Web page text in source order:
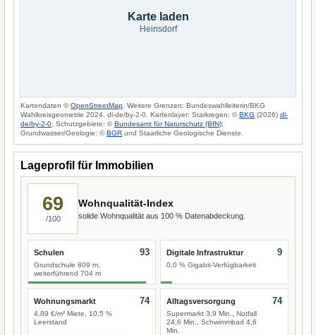
Karte laden
Heinsdorf
Kartendaten ©OpenStreetMap . Weitere Grenzen: Bundeswahlleiterin/BKG
Wahlkreisgeometrie 2024, dl-de/by-2-0. Kartenlayer: Starkregen: ©BKG (2026) dl-
de/by-2-0; Schutzgebiete: ©Bundesamt für Naturschutz (BfN);
Grundwasser/Geologie: ©BGR und Staatliche Geologische Dienste.
Lageprofil für Immobilien
69
/100
Wohnqualität-Index
solide Wohnqualität aus 100 % Datenabdeckung.
Schulen
Grundschule 809 m,
weiterführend 704 m
93 Digitale Infrastruktur
0,0 % Gigabit-Verfügbarkeit
9
Wohnungsmarkt
4,89 €/m² Miete, 10,5 %
Leerstand
74 Alltagsversorgung
Supermarkt 3,9 Min., Notfall
24,6 Min., Schwimmbad 4,6
Min.
74